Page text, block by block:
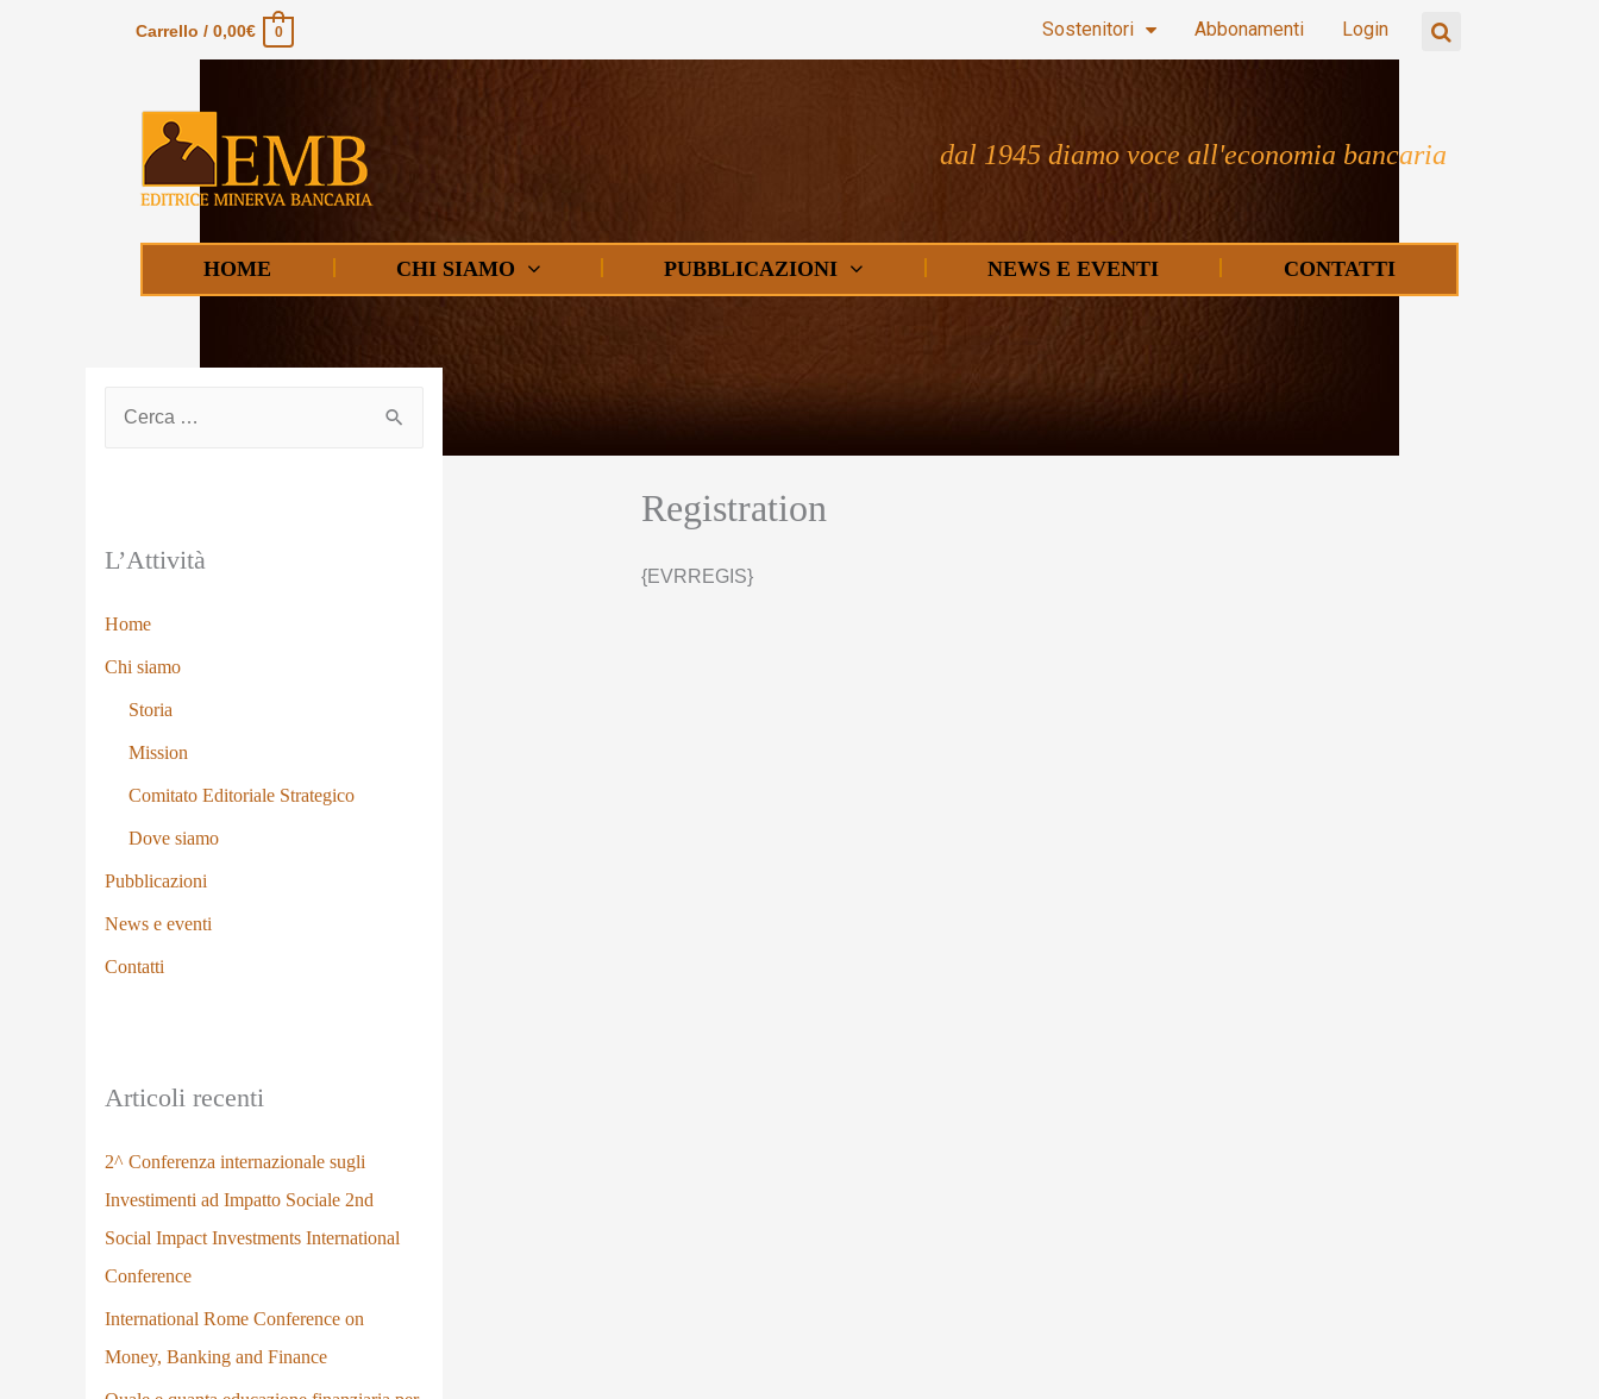
Carrello / 0,00€ 0 Sostenitori Abbonamenti Login
dal 1945 diamo voce all'economia bancaria
HOME CHI SIAMO PUBBLICAZIONI NEWS E EVENTI CONTATTI
L’Attività
Home
Chi siamo
Storia
Mission
Comitato Editoriale Strategico
Dove siamo
Pubblicazioni
News e eventi
Contatti
Articoli recenti
2^ Conferenza internazionale sugli
Investimenti ad Impatto Sociale 2nd
Social Impact Investments International
Conference
International Rome Conference on
Money, Banking and Finance
Registration
{EVRREGIS}